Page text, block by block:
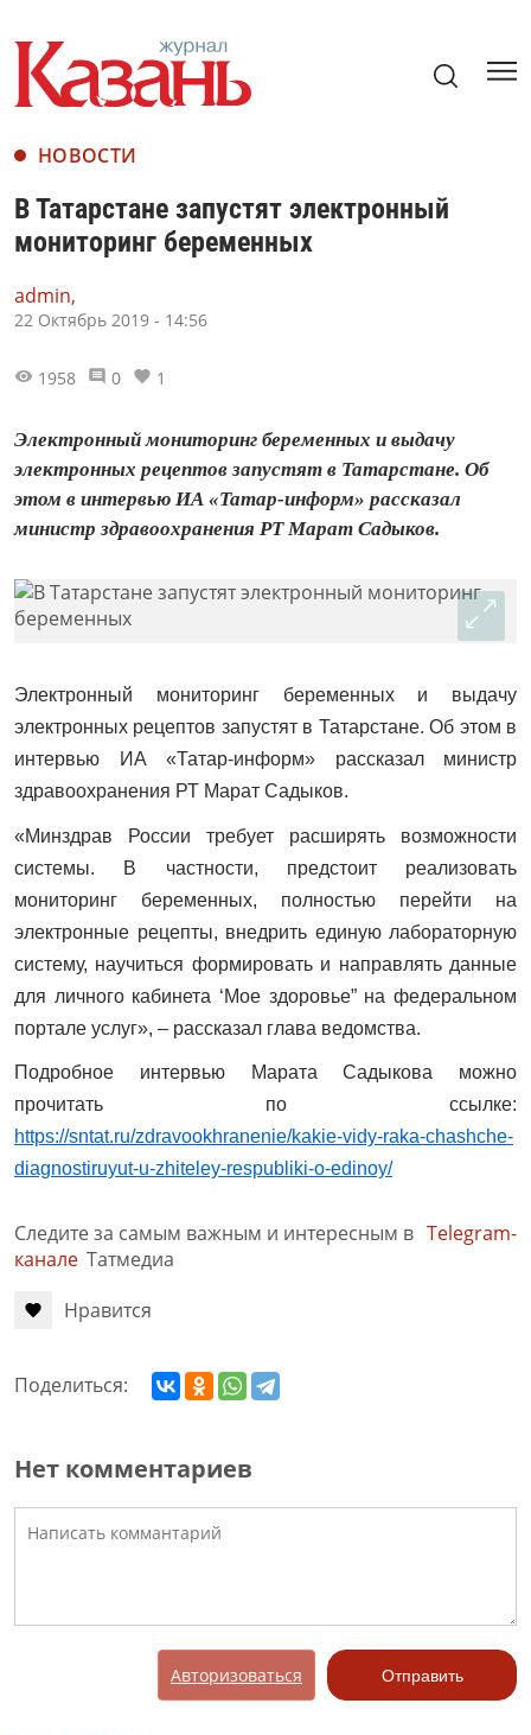
НОВОСТИ
В Татарстане запустят электронный
мониторинг беременных
admin,
22 Октябрь 2019 - 14:56
1958 0 1
Электронный мониторинг беременных и выдачу
электронных рецептов запустят в Татарстане. Об
этом в интервью ИА «Татар-информ» рассказал
министр здравоохранения РТ Марат Садыков.
Электронный мониторинг беременных и выдачу
электронных рецептов запустят в Татарстане. Об этом в
интервью ИА «Татар-информ» рассказал министр
здравоохранения РТ Марат Садыков.
«Минздрав России требует расширять возможности
системы. В частности, предстоит реализовать
мониторинг беременных, полностью перейти на
электронные рецепты, внедрить единую лабораторную
систему, научиться формировать и направлять данные
для личного кабинета ‘Мое здоровье” на федеральном
портале услуг», – рассказал глава ведомства.
Подробное интервью Марата Садыкова можно
прочитать по ссылке:
https://sntat.ru/zdravookhranenie/kakie-vidy-raka-chashche-
diagnostiruyut-u-zhiteley-respubliki-o-edinoy/
Следите за самым важным и интересным в Telegram-
канале Татмедиа
Нравится
Поделиться:
Нет комментариев
Авторизоваться Отправить